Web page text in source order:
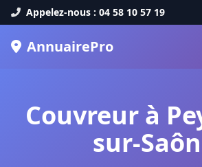
Appelez-nous : 04 58 10 57 19
AnnuairePro
Couvreur à
sur-